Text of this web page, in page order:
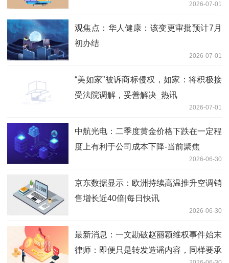
2026-07-01
观焦点：华人健康：该变更审批预计7月
初办结
2026-07-01
“美如家”被诉商标侵权，如家：将积极接
受法院调解，妥善解决_热讯
2026-07-01
中航光电：二季度黄金价格下跌在一定程
度上有利于公司成本下降-当前聚焦
2026-06-30
京东数据显示：欧洲持续高温推升空调销
售增长近40倍|每日快讯
2026-06-30
最新消息：一文勘破赵丽颖维权事件始末
律师：即便只是转发造谣内容，同样要承